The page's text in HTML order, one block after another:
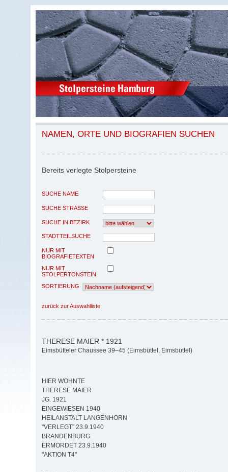
NAMEN, ORTE UND BIOGRAFIEN SUCHEN
Bereits verlegte Stolpersteine
SUCHE NAME
SUCHE STRASSE
SUCHE IN BEZIRK
STADTTEILSUCHE
NUR MIT
BIOGRAFIETEXTEN
NUR MIT
STOLPERTONSTEIN
SORTIERUNG
zurück zur Auswahlliste
THERESE MAIER * 1921
Eimsbütteler Chaussee 39–45 (Eimsbüttel, Eimsbüttel)
HIER WOHNTE
THERESE MAIER
JG. 1921
EINGEWIESEN 1940
HEILANSTALT LANGENHORN
"VERLEGT" 23.9.1940
BRANDENBURG
ERMORDET 23.9.1940
"AKTION T4"